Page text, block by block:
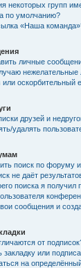
некоторых групп
по умолчанию?
«Наша
личные
оскорбительный
друзей и
удалять
поиск по форуму
не даёт
поиска я получил
сообщения и
от
закладку или
на